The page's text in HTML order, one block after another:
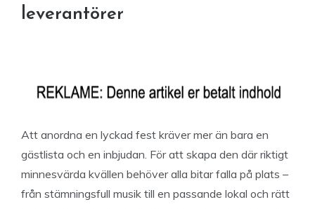
leverantörer
Att anordna en lyckad fest kräver mer än bara en
gästlista och en inbjudan. För att skapa den där riktigt
minnesvärda kvällen behöver alla bitar falla på plats –
från stämningsfull musik till en passande lokal och rätt